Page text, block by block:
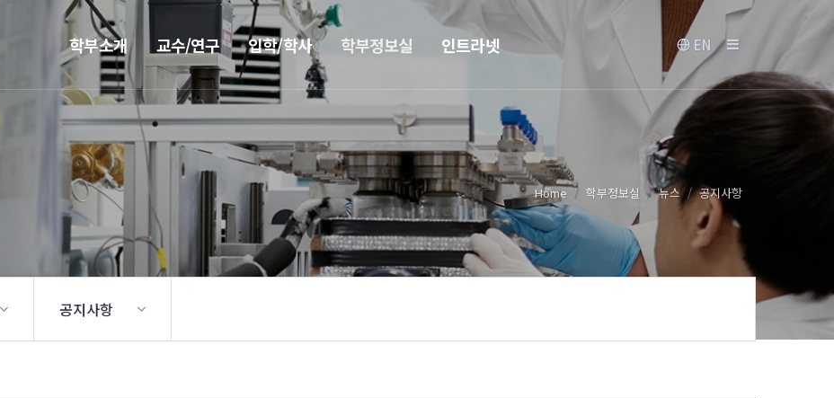
학부소개 교수/연구 입학/학사 학부정보실 인트라넷 EN
Home 학부정보실 뉴스 공지사항
공지사항